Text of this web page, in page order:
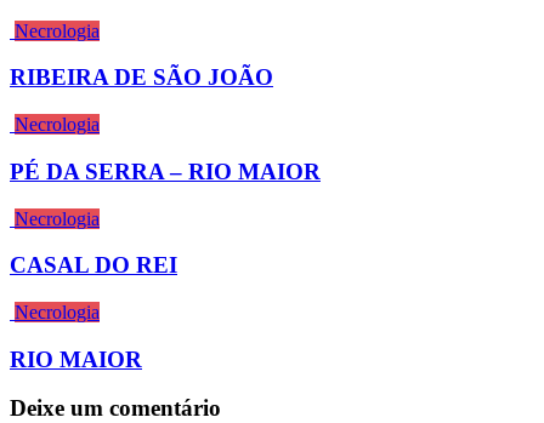
Necrologia
RIBEIRA DE SÃO JOÃO
Necrologia
PÉ DA SERRA – RIO MAIOR
Necrologia
CASAL DO REI
Necrologia
RIO MAIOR
Deixe um comentário